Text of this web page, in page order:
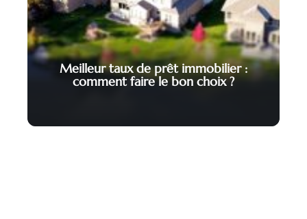
Meilleur taux de prêt immobilier :
comment faire le bon choix ?